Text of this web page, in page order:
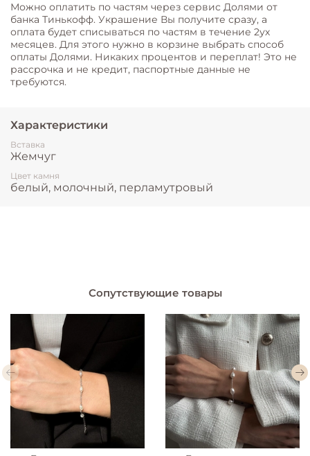
Можно оплатить по частям через сервис Долями от
банка Тинькофф. Украшение Вы получите сразу, а
оплата будет списываться по частям в течение 2ух
месяцев. Для этого нужно в корзине выбрать способ
оплаты Долями. Никаких процентов и переплат! Это не
рассрочка и не кредит, паспортные данные не
требуются.
Характеристики
Вставка
Жемчуг
Цвет камня
белый, молочный, перламутровый
Сопутствующие товары